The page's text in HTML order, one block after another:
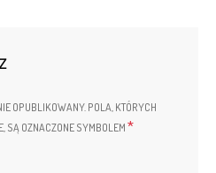
OPUBLIKOWANY. POLA, KTÓRYCH
SĄ OZNACZONE SYMBOLEM *